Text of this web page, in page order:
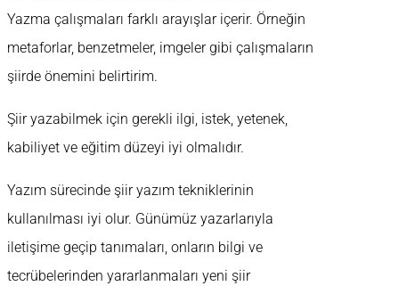
Yazma çalışmaları farklı arayışlar içerir. Örneğin
metaforlar, benzetmeler, imgeler gibi çalışmaların
şiirde önemini belirtirim.
Şiir yazabilmek için gerekli ilgi, istek, yetenek,
kabiliyet ve eğitim düzeyi iyi olmalıdır.
Yazım sürecinde şiir yazım tekniklerinin
kullanılması iyi olur. Günümüz yazarlarıyla
iletişime geçip tanımaları, onların bilgi ve
tecrübelerinden yararlanmaları yeni şiir